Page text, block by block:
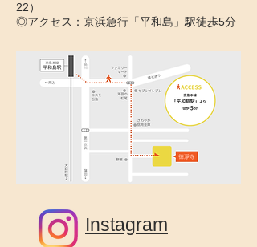
22）
◎アクセス： 京浜急行「平和島」駅徒歩5分
Instagram